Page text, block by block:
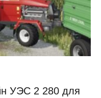
УЭC 2 280 для